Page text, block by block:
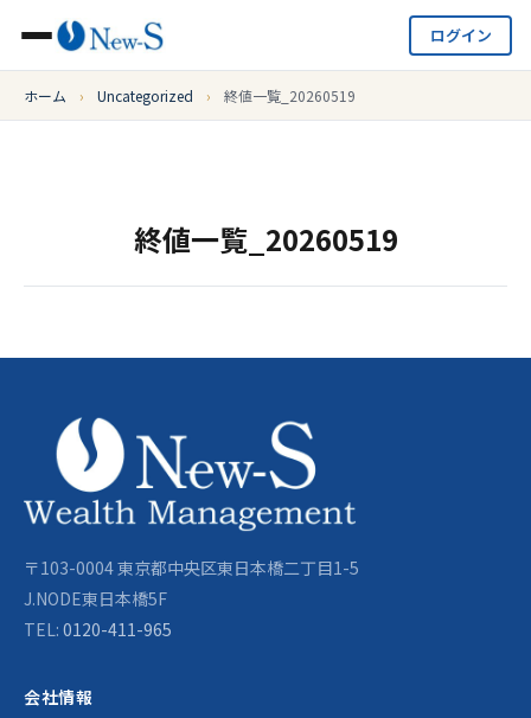
ログイン
ホーム › Uncategorized › 終値一覧_20260519
終値一覧_20260519
〒103-0004 東京都中央区東日本橋二丁目1-5
J.NODE東日本橋5F
TEL: 0120-411-965
会社情報